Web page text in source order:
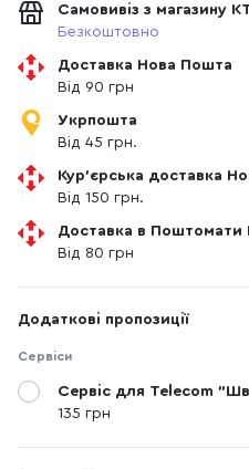
Самовивіз з магазину
Безкоштовно
Доставка Нова Пошта
Від 90 грн
Укрпошта
Від 45 грн.
Кур'єрська доставка
Від 150 грн.
Доставка в Поштомати
Від 80 грн
Додаткові пропозиції
Сервіси
Сервіс для Telecom
135 грн